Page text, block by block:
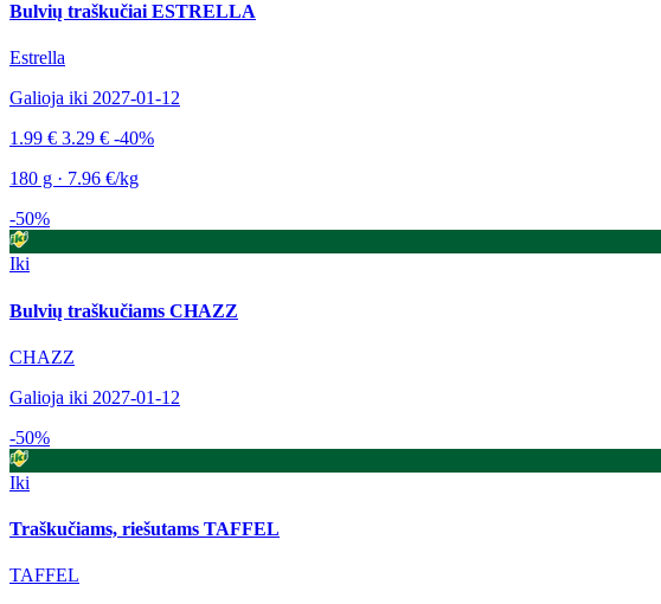
Bulvių traškučiai ESTRELLA
Estrella
Galioja iki 2027-01-12
1.99 € 3.29 € -40%
180 g · 7.96 €/kg
-50%
Iki
Bulvių traškučiams CHAZZ
CHAZZ
Galioja iki 2027-01-12
-50%
Iki
Traškučiams, riešutams TAFFEL
TAFFEL